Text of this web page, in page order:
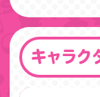
キャラク